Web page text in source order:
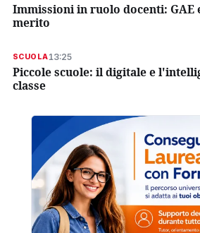
Immissioni in ruolo docenti: GAE
merito
SCUOLA13:25
Piccole scuole: il digitale e
classe